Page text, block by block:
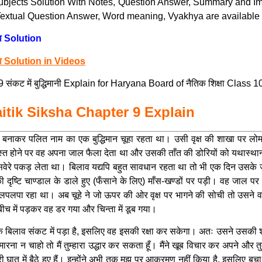
Solution With Notes, Question Answer, Summary and
Question Answer, Word meaning, Vyakhya are available
Solution
Solution in Videos
में बुद्धिमानी Explain for Haryana Board of नैतिक शिक्षा Class
Siksha Chapter 9 Explain
पलित नाम का एक बुद्धिमान चूहा रहता था। उसी वृक्ष की शाखा पर
होने पर वह अपना जाल फैला देता था और उसकी ताँत की डोरियों को
लेता था। बिलाव यद्यपि बहुत सावधान रहता था तो भी एक दिन उसके
चाण्डाल के डाले हुए (फँसाने के लिए) माँस-खण्डों पर पड़ी। वह जाल
रहा था। अब चूहे ने जो ऊपर की ओर वृक्ष पर भागने की सोची तो उसने
में पड़कर वह डर गया और चिन्ता में डूब गया।
संकट में पड़ा है, इसलिए वह इसकी रक्षा कर सकेगा। अतः उसने उसकी
न चाहो तो मैं तुम्हारा उद्धार कर सकता हूँ। मैंने खूब विचार कर अपने और
घात में बैठे हुए हैं। इन्होंने अभी तक मुझ पर आक्रमण नहीं किया है, इसलिए